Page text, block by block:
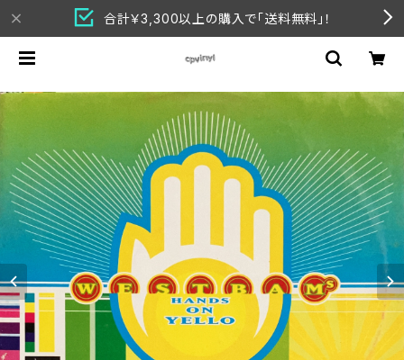
合計￥3,300以上の購入で「送料無料」！